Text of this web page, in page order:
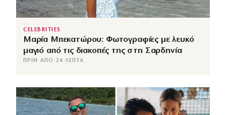
CELEBRITIES
Μαρία Μπεκατώρου: Φωτογραφίες με λευκό
μαγιό από τις διακοπές της στη Σαρδηνία
ΠΡΙΝ ΑΠΌ 24 ΛΕΠΤΆ